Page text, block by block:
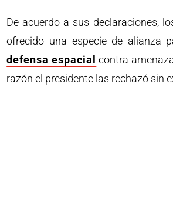
De acuerdo a sus declaraciones,
ofrecido una especie de alianza
defensa espacial contra
razón el presidente las rechazó sin